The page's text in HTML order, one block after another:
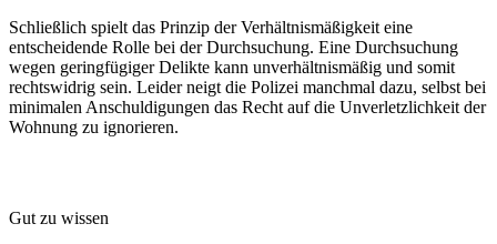
Schließlich spielt das Prinzip der Verhältnismäßigkeit eine
entscheidende Rolle bei der Durchsuchung. Eine Durchsuchung
wegen geringfügiger Delikte kann unverhältnismäßig und somit
rechtswidrig sein. Leider neigt die Polizei manchmal dazu, selbst bei
minimalen Anschuldigungen das Recht auf die Unverletzlichkeit der
Wohnung zu ignorieren.
Gut zu wissen